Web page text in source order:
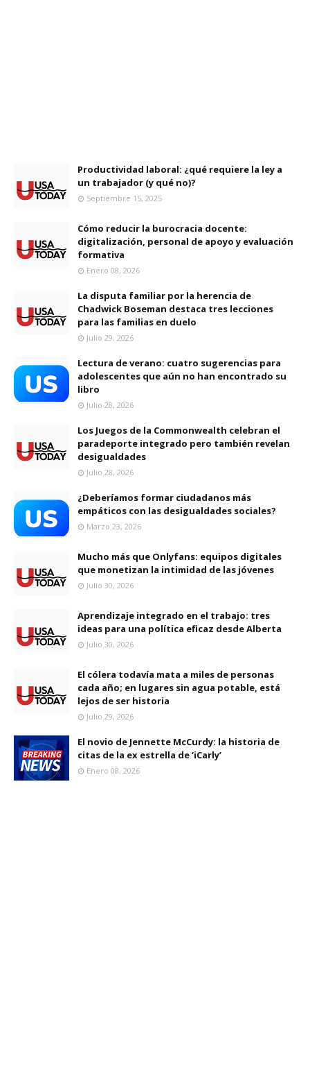
Productividad laboral: ¿qué requiere la ley a
un trabajador (y qué no)?
Septiembre 15, 2025
Cómo reducir la burocracia docente:
digitalización, personal de apoyo y evaluación
formativa
Enero 08, 2026
La disputa familiar por la herencia de
Chadwick Boseman destaca tres lecciones
para las familias en duelo
Julio 29, 2026
Lectura de verano: cuatro sugerencias para
adolescentes que aún no han encontrado su
libro
Julio 28, 2026
Los Juegos de la Commonwealth celebran el
paradeporte integrado pero también revelan
desigualdades
Julio 28, 2026
¿Deberíamos formar ciudadanos más
empáticos con las desigualdades sociales?
Marzo 23, 2026
Mucho más que Onlyfans: equipos digitales
que monetizan la intimidad de las jóvenes
Julio 30, 2026
Aprendizaje integrado en el trabajo: tres
ideas para una política eficaz desde Alberta
Julio 30, 2026
El cólera todavía mata a miles de personas
cada año; en lugares sin agua potable, está
lejos de ser historia
Julio 29, 2026
El novio de Jennette McCurdy: la historia de
citas de la ex estrella de ‘iCarly’
Enero 08, 2026